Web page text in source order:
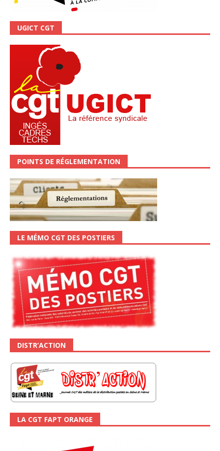
UGICT CGT
POINTS DE RÉGLEMENTATION
LE MÉMO CGT DES POSTIERS
DISTR’ACTION
LA CGT FAPT ORANGE